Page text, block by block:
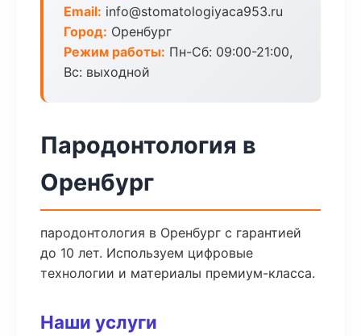
Email: info@stomatologiyaca953.ru
Город: Оренбург
Режим работы: Пн-Сб: 09:00-21:00,
Вс: выходной
Пародонтология в
Оренбург
пародонтология в Оренбург с гарантией
до 10 лет. Используем цифровые
технологии и материалы премиум-класса.
Наши услуги